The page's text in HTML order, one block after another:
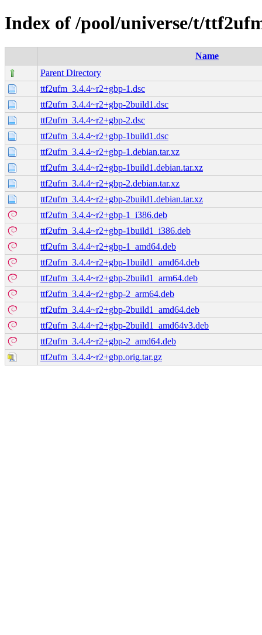
Index of /pool/universe/t/
Name
Parent Directory
ttf2ufm_3.4.4~r2+gbp-1.dsc
ttf2ufm_3.4.4~r2+gbp-2build1.dsc
ttf2ufm_3.4.4~r2+gbp-2.dsc
ttf2ufm_3.4.4~r2+gbp-1build1.dsc
ttf2ufm_3.4.4~r2+gbp-1.debian.tar.xz
ttf2ufm_3.4.4~r2+gbp-1build1.debian.tar.xz
ttf2ufm_3.4.4~r2+gbp-2.debian.tar.xz
ttf2ufm_3.4.4~r2+gbp-2build1.debian.tar.xz
ttf2ufm_3.4.4~r2+gbp-1_i386.deb
ttf2ufm_3.4.4~r2+gbp-1build1_i386.deb
ttf2ufm_3.4.4~r2+gbp-1_amd64.deb
ttf2ufm_3.4.4~r2+gbp-1build1_amd64.deb
ttf2ufm_3.4.4~r2+gbp-2build1_arm64.deb
ttf2ufm_3.4.4~r2+gbp-2_arm64.deb
ttf2ufm_3.4.4~r2+gbp-2build1_amd64.deb
ttf2ufm_3.4.4~r2+gbp-2build1_amd64v3.deb
ttf2ufm_3.4.4~r2+gbp-2_amd64.deb
ttf2ufm_3.4.4~r2+gbp.orig.tar.gz